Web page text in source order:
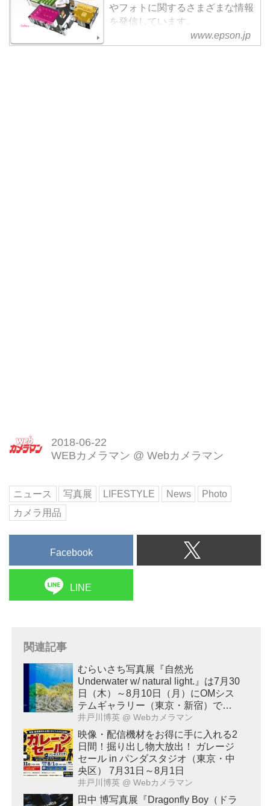
やフォトに関するさまざまな情報
を発信しています。
www.epson.jp
2018-06-22
WEBカメラマン @ Webカメラマン
ニュース 写真展 LIFESTYLE News
Photo
カメラ用品
Facebook
LINE
関連記事
むらいさち写真展『自然光
Underwater w/ natural light.』は7月30
日（木）～8月10日（月）にOMシス
テムギャラリー（東京・新宿）で開
催！
井戸川博英 @ Webカメラマン
映像・配信機材をお得に手に入れる2
日間！掘り出し物大放出！ ガレージ
セール in パンダスタジオ（東京・中
央区） 7月31日～8月1日
井戸川博英 @ Webカメラマン
田中 博写真展『Dragonfly Boy（ドラ